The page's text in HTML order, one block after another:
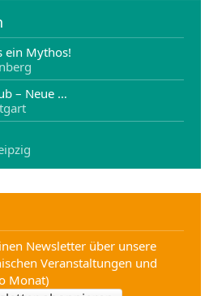
ein Mythos!
– Neue …
Newsletter über unsere
Veranstaltungen und
Monat)